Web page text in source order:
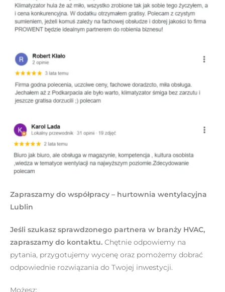
Zapraszamy do współpracy – hurtownia wentylacyjna
Lublin
Jeśli szukasz sprawdzonego partnera w branży HVAC,
zapraszamy do kontaktu. Chętnie odpowiemy na
pytania, przygotujemy wycenę oraz pomożemy dobrać
odpowiednie rozwiązania do Twojej inwestycji.
Możesz: